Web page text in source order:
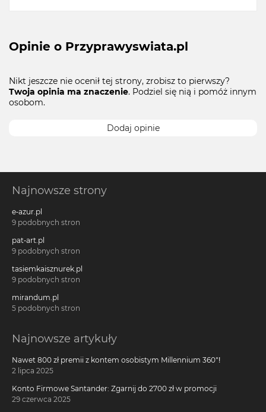
Opinie o Przyprawyswiata.pl
Nikt jeszcze nie ocenił tej strony, zrobisz to pierwszy?
Twoja opinia ma znaczenie. Podziel się nią i pomóż innym
osobom.
Dodaj opinie
Najnowsze strony
e-azur.pl
9 podobnych stron
pat-art.pl
9 podobnych stron
tasiemkaisznurek.pl
9 podobnych stron
mirandum.pl
5 podobnych stron
Najnowsze artykuły
Nawet 800 zł premii z kontem osobistym Millennium 360°!
2 lipca 2025
Konto Firmowe Santander: Zgarnij do 2700 zł w promocji
29 czerwca 2025